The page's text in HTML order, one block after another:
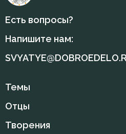
Гнев
Гордость
Добро
Есть вопросы?
Напишите нам:
Темы
Отцы
Творения